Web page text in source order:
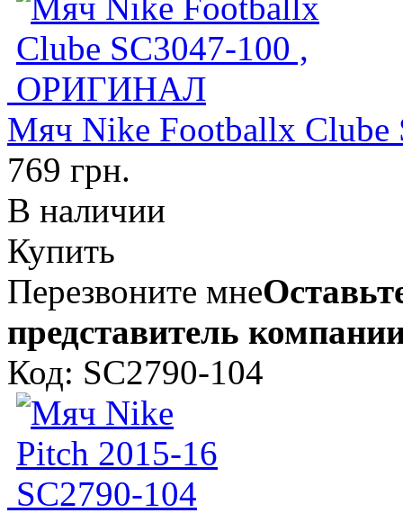
Мяч Nike Footballx
769 грн.
В наличии
Купить
Перезвоните мне
представитель
Код: SC2790-104